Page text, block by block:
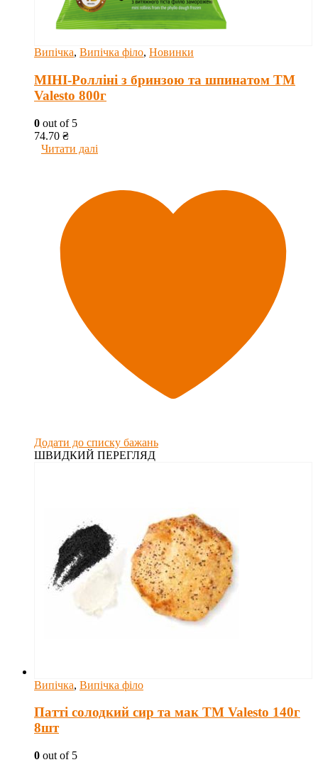
Випічка, Випічка філо, Новинки
МІНІ-Ролліні з бринзою та шпинатом ТМ
Valesto 800г
0 out of 5
74.70 ₴
Читати далі
Додати до списку бажань
ШВИДКИЙ ПЕРЕГЛЯД
Випічка, Випічка філо
Патті солодкий сир та мак TM Valesto 140г
8шт
0 out of 5